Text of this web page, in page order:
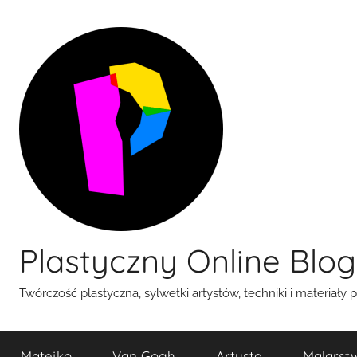
Plastyczny Online Blog
Twórczość plastyczna, sylwetki artystów, techniki i materiały